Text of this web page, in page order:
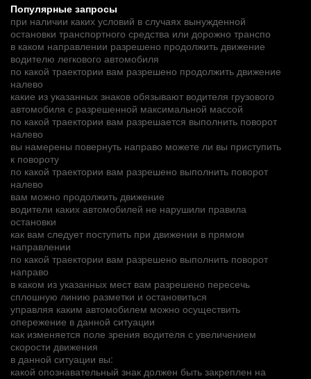
Популярные запросы
при наличии каких условий в случаях вынужденной
остановки транспортного средства или дорожно транспо
в каком направлении разрешено продолжить движение
водителю легкового автомобиля
по какой траектории вам разрешено продолжить движение
налево
какие из указанных знаков обязывают водителя грузового
автомобиля с разрешенной максимальной массой
по какой траектории вам разрешается выполнить поворот
налево
вы намерены повернуть направо можете ли вы приступить
к повороту
по какой траектории вам разрешено выполнить поворот
налево
вам можно продолжить движение
водители каких автомобилей не нарушили правила
остановки
как вам следует поступить при движении в прямом
направлении
по какой траектории вам разрешено выполнить поворот
направо
в каком из указанных мест вам разрешено пересечь
сплошную линию разметки и остановиться
управляя каким автомобилем можно осуществить
опережение в данной ситуации
как изменяется поле зрения водителя с увеличением
скорости движения
в данной ситуации вы:
какой опознавательный знак должен быть закреплен на